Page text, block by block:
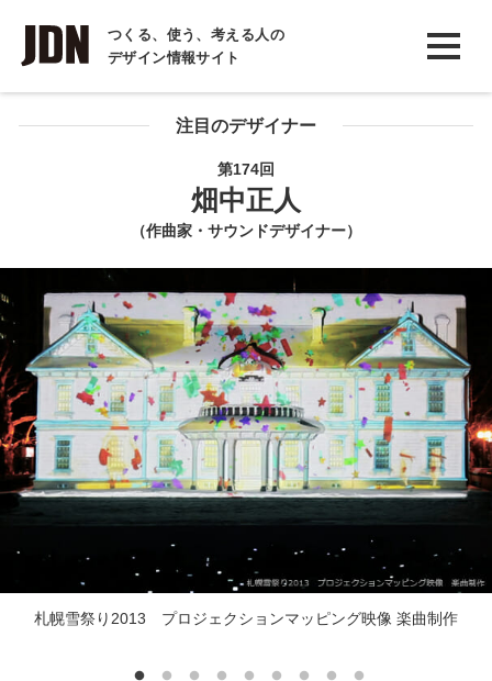
つくる、使う、考える人の
デザイン情報サイト
INTERVIEW
インタビュー
REPORT 注目のデザイナー
第174回
畑中正人
（作曲家・サウンドデザイナー）
札幌雪祭り2013 プロジェクションマッピング映像 楽曲制作